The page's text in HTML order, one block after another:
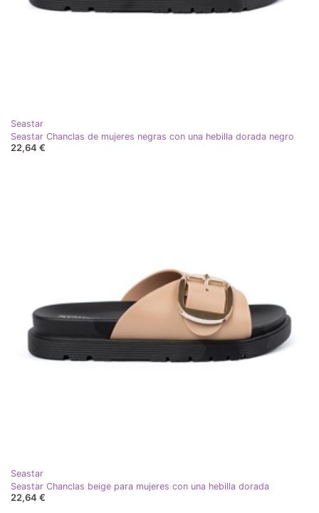
Seastar
Seastar Chanclas de mujeres negras con una hebilla dorada negro
22,64 €
Seastar
Seastar Chanclas beige para mujeres con una hebilla dorada
22,64 €